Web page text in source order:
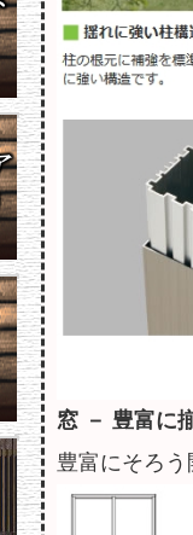
窓 － 豊富に
豊富にそろ